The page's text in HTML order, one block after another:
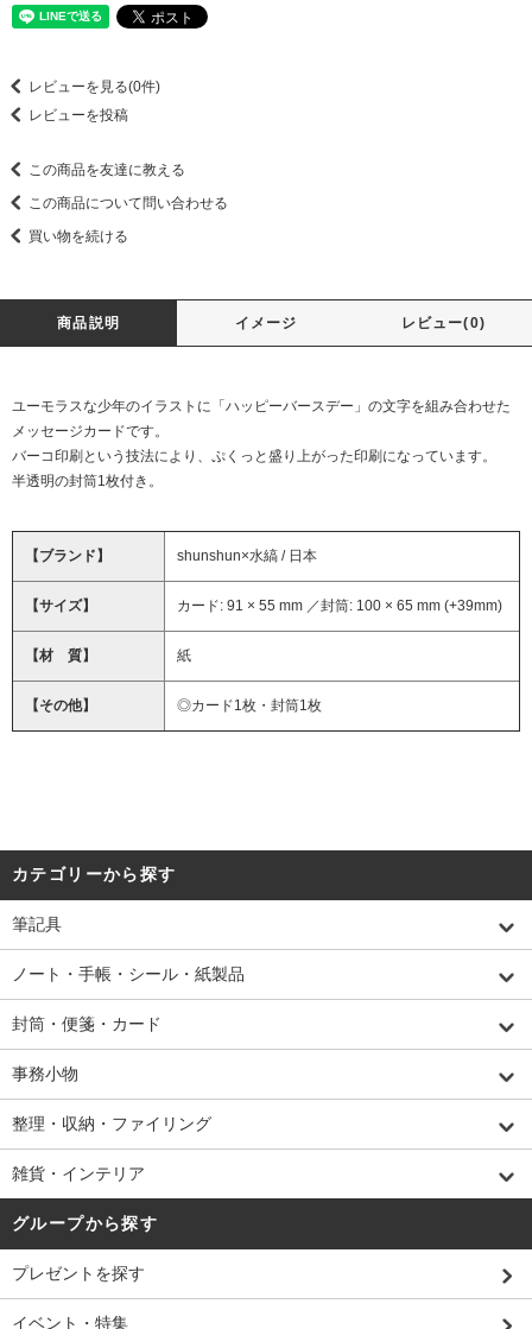
レビューを見る(0件)
レビューを投稿
この商品を友達に教える
この商品について問い合わせる
買い物を続ける
商品説明 イメージ レビュー(0)
ユーモラスな少年のイラストに「ハッピーバースデー」の文字を組み合わせた
メッセージカードです。
バーコ印刷という技法により、ぷくっと盛り上がった印刷になっています。
半透明の封筒1枚付き。
【ブランド】 shunshun×水縞 / 日本
【サイズ】 カード: 91 × 55 mm ／封筒: 100 × 65 mm (+39mm)
【材 質】 紙
【その他】 ◎カード1枚・封筒1枚
カテゴリーから探す
筆記具
ノート・手帳・シール・紙製品
封筒・便箋・カード
事務小物
整理・収納・ファイリング
雑貨・インテリア
グループから探す
プレゼントを探す
イベント・特集